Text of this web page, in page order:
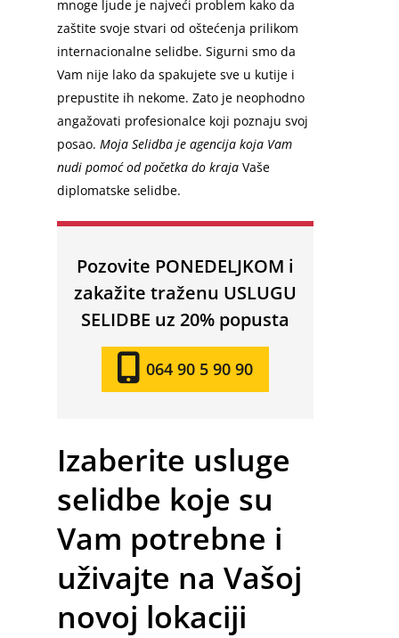
mnoge ljude je najveći problem kako da
zaštite svoje stvari od oštećenja prilikom
internacionalne selidbe. Sigurni smo da
Vam nije lako da spakujete sve u kutije i
prepustite ih nekome. Zato je neophodno
angažovati profesionalce koji poznaju svoj
posao.Moja Selidba je agencija koja Vam
nudi pomoć od početka do kraja Vaše
diplomatske selidbe.
Pozovite PONEDELJKOM i
zakažite traženu USLUGU
SELIDBE uz 20% popusta
064 90 5 90 90
Izaberite usluge
selidbe koje su
Vam potrebne i
uživajte na Vašoj
novoj lokaciji